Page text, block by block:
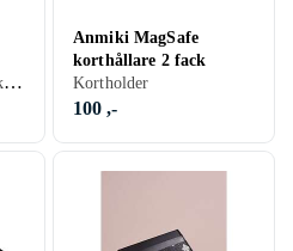
Kortholder, RFID-beskyttelse, Herre
Anmiki MagSafe
korthållare 2 fack
Kortholder
100 ,-